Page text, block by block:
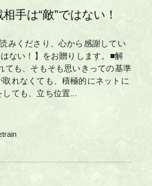
手は“敵”ではない！
みくださり、心から感謝してい
ない！】をお贈りします。■解
ても、そもそも思いきっての基準
れなくても、積極的にネットに
ても、立ち位置...